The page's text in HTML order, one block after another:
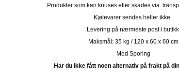
Produkter som kan knuses eller skades via.
Kjølevarer sendes heller ikke.
Levering på nærmeste post i
Maksmål: 35 kg / 120 x 60 x 60 cm
Med Sporing
Har du ikke fått noen alternativ på frakt på